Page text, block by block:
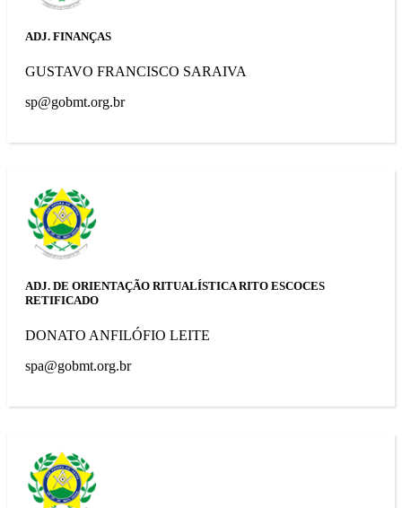
ADJ. FINANÇAS
GUSTAVO FRANCISCO SARAIVA
sp@gobmt.org.br
ADJ. DE ORIENTAÇÃO RITUALÍSTICA RITO ESCOCES
RETIFICADO
DONATO ANFILÓFIO LEITE
spa@gobmt.org.br